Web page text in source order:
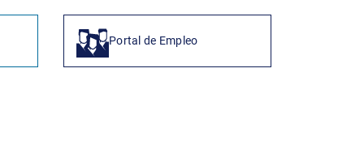
Portal de Empleo